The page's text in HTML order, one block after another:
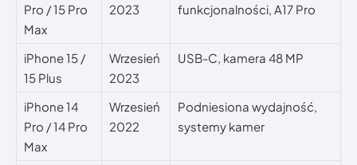
Pro / 15 Pro
Max
2023
funkcjonalności, A17 Pro
iPhone 15 /
15 Plus
Wrzesień
2023
USB-C, kamera 48 MP
iPhone 14
Pro / 14 Pro
Max
Wrzesień
2022
Podniesiona wydajność,
systemy kamer